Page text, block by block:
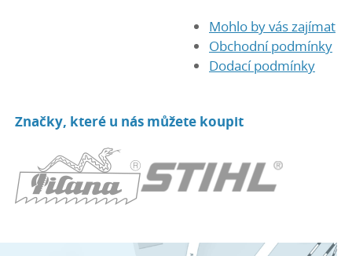
Mohlo by vás zajímat
Obchodní podmínky
Dodací podmínky
Značky, které u nás můžete koupit